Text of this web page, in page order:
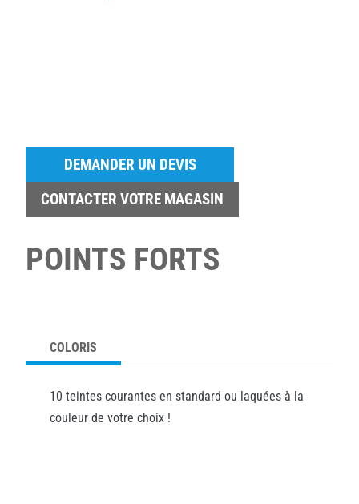
DEMANDER UN DEVIS
CONTACTER VOTRE MAGASIN
POINTS FORTS
COLORIS
10 teintes courantes en standard ou laquées à la
couleur de votre choix !